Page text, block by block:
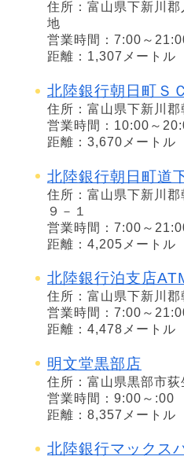
住所：富山県下新川
地
営業時間：7:00～
距離：1,307メートル
北陸銀行朝日町Ｓ
住所：富山県下新川郡
営業時間：10:00～
距離：3,670メートル
北陸銀行朝日町道
住所：富山県下新川
９－１
営業時間：7:00～
距離：4,205メートル
北陸銀行泊支店
住所：富山県下新川
営業時間：7:00～
距離：4,478メートル
明文堂黒部店
住所：富山県黒部市荻
営業時間：9:00～:00
距離：8,357メートル
北陸銀行マックス